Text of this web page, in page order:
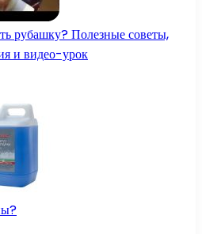
рубашку? Полезные советы,
и видео-урок